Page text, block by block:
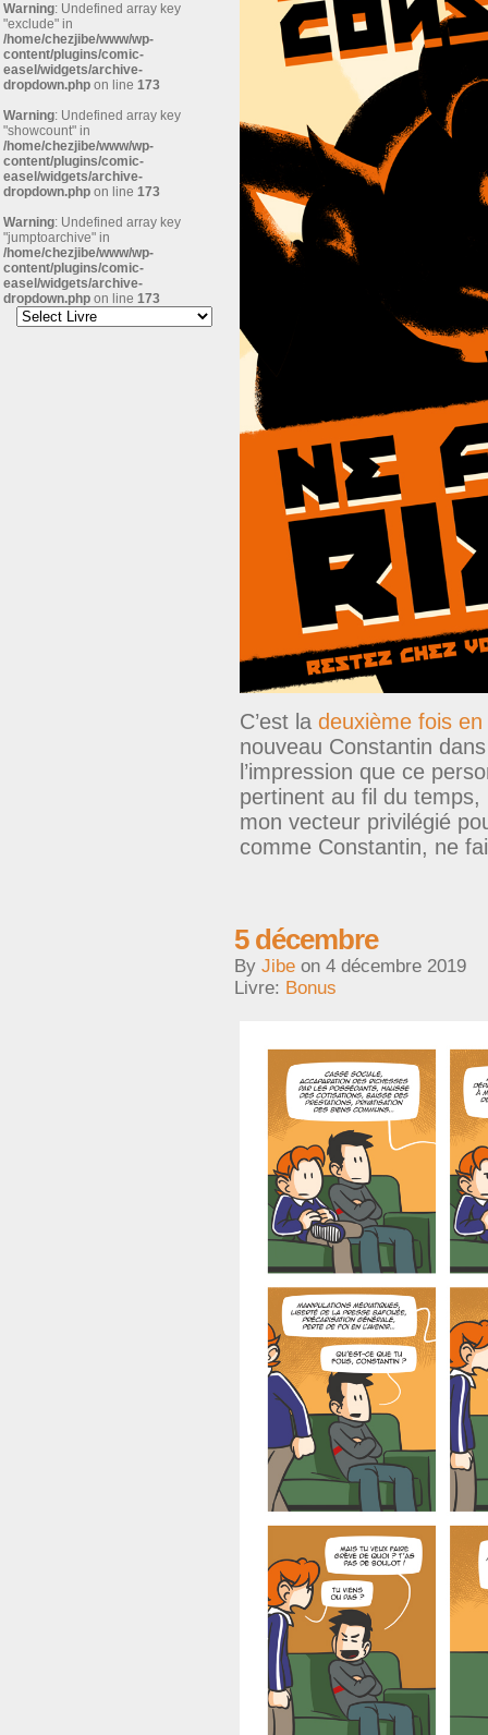
Warning: Undefined array key
"exclude" in
/home/chezjibe/www/wp-
content/plugins/comic-
easel/widgets/archive-
dropdown.php on line 173
Warning: Undefined array key
"showcount" in
/home/chezjibe/www/wp-
content/plugins/comic-
easel/widgets/archive-
dropdown.php on line 173
Warning: Undefined array key
"jumptoarchive" in
/home/chezjibe/www/wp-
content/plugins/comic-
easel/widgets/archive-
dropdown.php on line 173
C’est la deuxième fois
nouveau Constantin
l’impression que ce
pertinent au fil du
mon vecteur privilégié
comme Constantin, ne
5 décembre
By Jibe on 4 décembre 2019
Livre: Bonus